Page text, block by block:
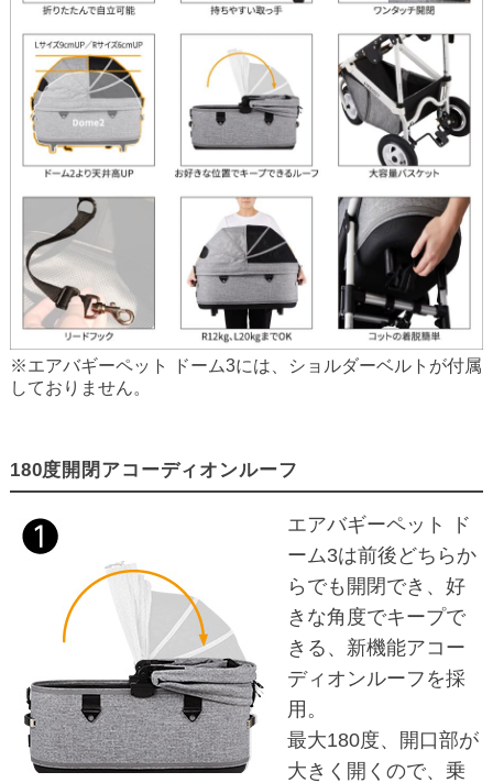
※エアバギーペット ドーム3には、ショルダーベルトが付属
しておりません。
180度開閉アコーディオンルーフ
エアバギーペット ド
ーム3は前後どちらか
らでも開閉でき、好
きな角度でキープで
きる、新機能アコー
ディオンルーフを採
用。
最大180度、開口部が
大きく開くので、乗